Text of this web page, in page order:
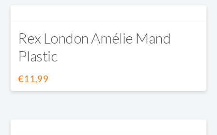
gekozen
worden
op
de
meerdere
variaties.
Deze
optie
Rex London Amélie Mand
Plastic
€11,99
Dit